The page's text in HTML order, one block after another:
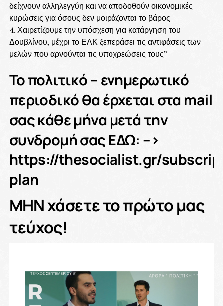
δείχνουν αλληλεγγύη και να αποδοθούν οικονομικές
κυρώσεις για όσους δεν μοιράζονται το βάρος
4. Χαιρετίζουμε την υπόσχεση για κατάργηση του
Δουβλίνου, μέχρι το ΕΛΚ ξεπεράσει τις αντιφάσεις των
μελών που αρνούνται τις υποχρεώσεις τους”
Το πολιτικό – ενημερωτικό
περιοδικό θα έρχεται στα mail
σας κάθε μήνα μετά την
συνδρομή σας ΕΔΩ: –>
https://thesocialist.gr/
plan
ΜΗΝ χάσετε το πρώτο μας
τεύχος!